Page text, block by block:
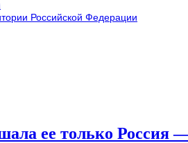
Российской Федерации
ее только Россия —